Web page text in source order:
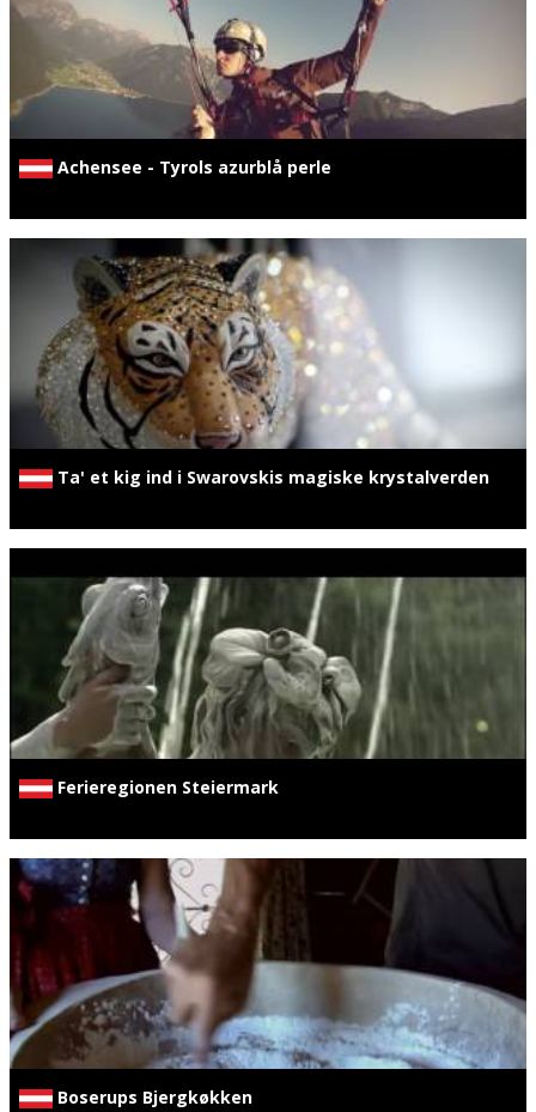
Achensee - Tyrols azurblå perle
Ta' et kig ind i Swarovskis magiske krystalverden
Ferieregionen Steiermark
Boserups Bjergkøkken